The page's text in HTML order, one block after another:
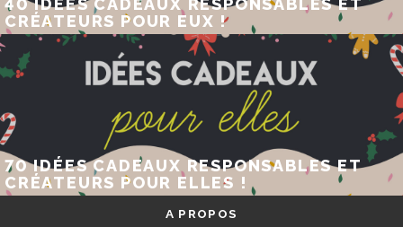
40 IDÉES CADEAUX RESPONSABLES ET
CRÉATEURS POUR EUX !
70 IDÉES CADEAUX RESPONSABLES ET
CRÉATEURS POUR ELLES !
A PROPOS